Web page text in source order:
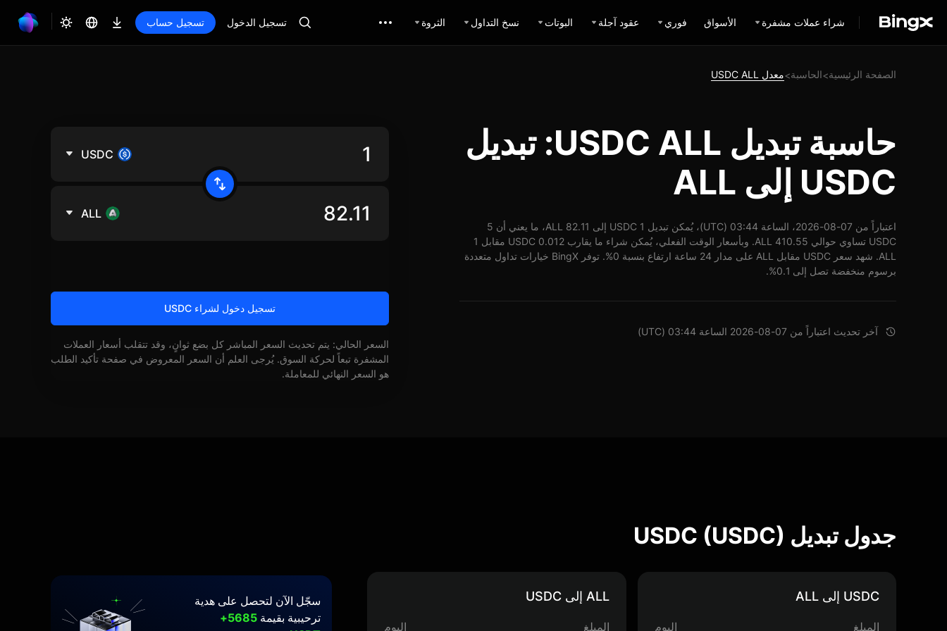
شراء عملات مشفرة الأسواق فوري عقود آجلة البوتات نسخ التداول الثروة تسجيل الدخول تسجيل حساب
الصفحة الرئيسية>الحاسبة>معدل USDC ALL
حاسبة تبديل USDC ALL: تبديل
USDC إلى ALL
اعتباراً من 07-08-2026، الساعة 03:44 (UTC)، يُمكن تبديل 1 USDC إلى 82.11 ALL، ما يعني أن 5
USDC تساوي حوالي 410.55 ALL. وبأسعار الوقت الفعلي، يُمكن شراء ما يقارب 0.012 USDC مقابل 1
ALL. شهد سعر USDC مقابل ALL على مدار 24 ساعة ارتفاع بنسبة 0%. توفر BingX خيارات تداول متعددة
برسوم منخفضة تصل إلى 0.1%.
آخر تحديث اعتباراً من 07-08-2026 الساعة 03:44 (UTC)
USDC
ALL
تسجيل دخول لشراء USDC
السعر الحالي: يتم تحديث السعر المباشر كل بضع ثوانٍ، وقد تتقلب أسعار العملات
المشفرة تبعاً لحركة السوق. يُرجى العلم أن السعر المعروض في صفحة تأكيد الطلب
هو السعر النهائي للمعاملة.
جدول تبديل USDC (USDC)
USDC إلى ALL
المبلغ اليوم
ALL إلى USDC
المبلغ اليوم
سجّل الآن لتحصل على هدية
ترحيبية بقيمة
5685+